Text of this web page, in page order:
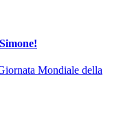
Mondiale della